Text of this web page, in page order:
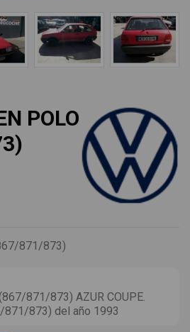
POLO
871/873)
871/873) AZUR COUPE.
873) del año 1993